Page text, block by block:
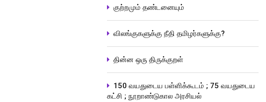
குற்றமும் தண்டனையும்
விலங்குகளுக்கு நீதி தமிழர்களுக்கு?
தின்ன ஒரு திருக்குறள்
150 வயதுடைய பள்ளிக்கூடம் ; 75 வயதுடைய
கட்சி ; நூறாண்டுகால அரசியல்